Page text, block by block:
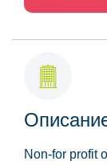
Non-for profit